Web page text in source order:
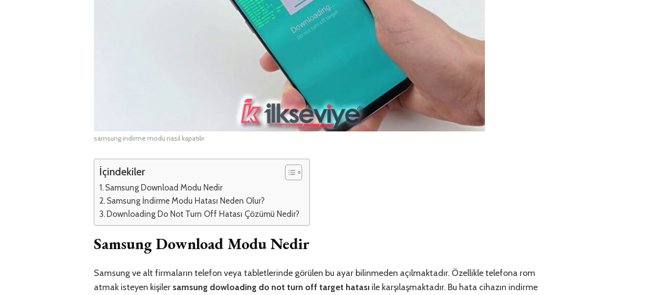
samsung indirme modu nasıl kapatılır
İçindekiler
Samsung Download Modu Nedir
Samsung İndirme Modu Hatası Neden Olur?
Downloading Do Not Turn Off Hatası Çözümü Nedir?
Samsung Download Modu Nedir
Samsung ve alt firmaların telefon veya tabletlerinde görülen bu ayar bilinmeden açılmaktadır. Özellikle telefona rom
atmak isteyen kişiler samsung dowloading do not turn off target hatası ile karşılaşmaktadır. Bu hata cihazın indirme